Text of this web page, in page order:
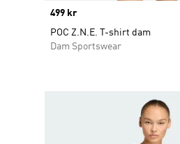
Price
499 kr
POC Z.N.E. T-shirt dam
Dam Sportswear